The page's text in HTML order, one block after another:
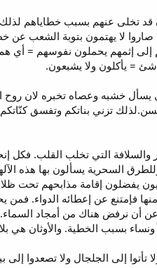
لا يهتمون بتوبة الشعب عن
إثمهم يحملون نفوسهم = أي
شعبي يسأل خشبه وعصاه تخبره
تزني بناتكم وتفسق كنّاتكم.
التي تخلب القلب. فكل
السحرية يسألون بها هذه
(كان الوثنيون يفضلون إقامة
ميئوس منها فإمتنع عن إعطائه
عن أن نرفض هناك من أمجاد
بسبب الخطية. والأوثان هي
يهوذا.ولا تأتوا إلى الجلجال ولا